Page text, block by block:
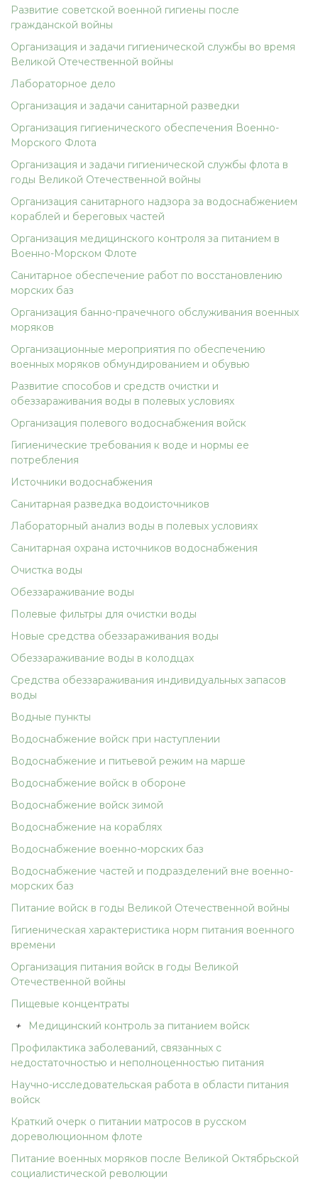
Развитие советской военной гигиены после
гражданской войны
Организация и задачи гигиенической службы во время
Великой Отечественной войны
Лабораторное дело
Организация и задачи санитарной разведки
Организация гигиенического обеспечения Военно-
Морского Флота
Организация и задачи гигиенической службы флота в
годы Великой Отечественной войны
Организация санитарного надзора за водоснабжением
кораблей и береговых частей
Организация медицинского контроля за питанием в
Военно-Морском Флоте
Санитарное обеспечение работ по восстановлению
морских баз
Организация банно-прачечного обслуживания военных
моряков
Организационные мероприятия по обеспечению
военных моряков обмундированием и обувью
Развитие способов и средств очистки и
обеззараживания воды в полевых условиях
Организация полевого водоснабжения войск
Гигиенические требования к воде и нормы ее
потребления
Источники водоснабжения
Санитарная разведка водоисточников
Лабораторный анализ воды в полевых условиях
Санитарная охрана источников водоснабжения
Очистка воды
Обеззараживание воды
Полевые фильтры для очистки воды
Новые средства обеззараживания воды
Обеззараживание воды в колодцах
Средства обеззараживания индивидуальных запасов
воды
Водные пункты
Водоснабжение войск при наступлении
Водоснабжение и питьевой режим на марше
Водоснабжение войск в обороне
Водоснабжение войск зимой
Водоснабжение на кораблях
Водоснабжение военно-морских баз
Водоснабжение частей и подразделений вне военно-
морских баз
Питание войск в годы Великой Отечественной войны
Гигиеническая характеристика норм питания военного
времени
Организация питания войск в годы Великой
Отечественной войны
Пищевые концентраты
+
Медицинский контроль за питанием войск
Профилактика заболеваний, связанных с
недостаточностью и неполноценностью питания
Научно-исследовательская работа в области питания
войск
Краткий очерк о питании матросов в русском
дореволюционном флоте
Питание военных моряков после Великой Октябрьской
социалистической революции